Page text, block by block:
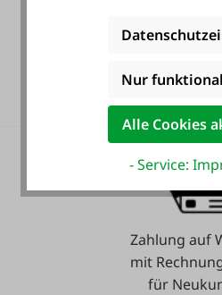
Langzeit-
Zahlung auf
mit
für
Nur
Alle Cookies
- Service: